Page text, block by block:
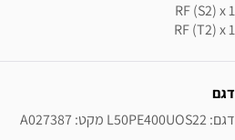
RF (S2) x 1
RF (T2) x 1
דגם
דגם: L50PE400UOS22 מקט: A027387